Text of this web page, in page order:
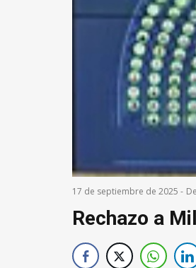
17 de septiembre de 2025 -
Rechazo a